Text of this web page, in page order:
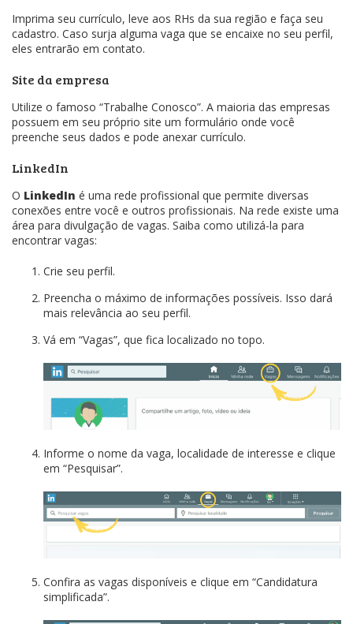
Imprima seu currículo, leve aos RHs da sua região e faça seu
cadastro. Caso surja alguma vaga que se encaixe no seu perfil,
eles entrarão em contato.
Site da empresa
Utilize o famoso “Trabalhe Conosco”. A maioria das empresas
possuem em seu próprio site um formulário onde você
preenche seus dados e pode anexar currículo.
LinkedIn
O LinkedIn é uma rede profissional que permite diversas
conexões entre você e outros profissionais. Na rede existe uma
área para divulgação de vagas. Saiba como utilizá-la para
encontrar vagas:
Crie seu perfil.
Preencha o máximo de informações possíveis. Isso dará
mais relevância ao seu perfil.
Vá em “Vagas”, que fica localizado no topo.
Informe o nome da vaga, localidade de interesse e clique
em “Pesquisar”.
Confira as vagas disponíveis e clique em “Candidatura
simplificada”.